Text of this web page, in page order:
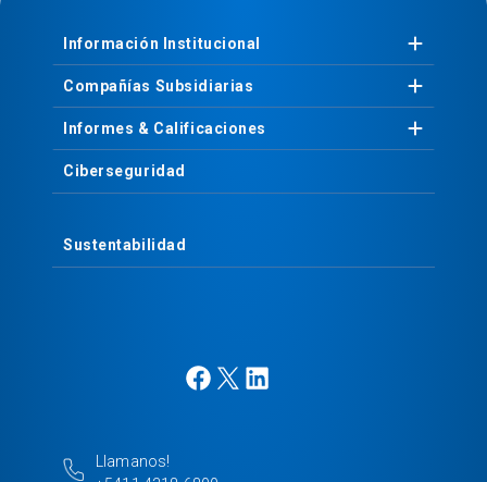
Información Institucional
Compañías Subsidiarias
Informes & Calificaciones
Ciberseguridad
Sustentabilidad
Llamanos!
F
b
X
L